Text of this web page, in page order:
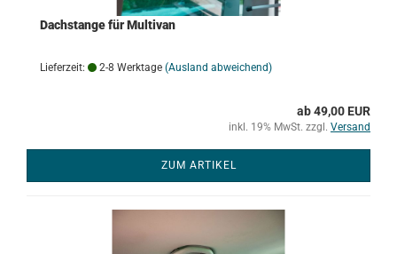
Dachstange für Multivan
Lieferzeit: 2-8 Werktage (Ausland abweichend)
ab 49,00 EUR
inkl. 19% MwSt. zzgl. Versand
ZUM ARTIKEL